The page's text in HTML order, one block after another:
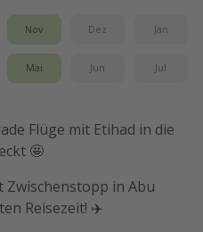
Nov Dez Jan
Mai Jun Jul
Flüge mit Etihad in die
🤩
Zwischenstopp in Abu
Reisezeit! ✈️